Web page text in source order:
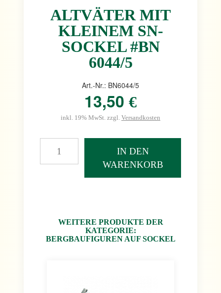
ALTVÄTER MIT
KLEINEM SN-
SOCKEL #BN
6044/5
Art.-Nr.: BN6044/5
13,50 €
inkl. 19% MwSt. zzgl. Versandkosten
IN DEN
WARENKORB
WEITERE PRODUKTE DER
KATEGORIE:
BERGBAUFIGUREN AUF SOCKEL